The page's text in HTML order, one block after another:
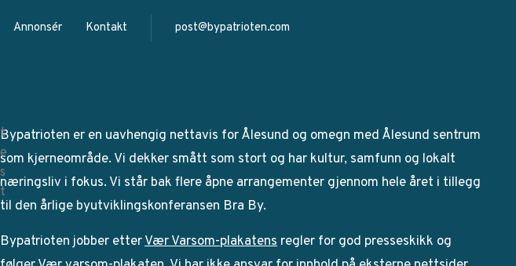
Annonsér Kontakt post@bypatrioten.com
Bypatrioten er en uavhengig nettavis for Ålesund og omegn med Ålesund sentrum
som kjerneområde. Vi dekker smått som stort og har kultur, samfunn og lokalt
næringsliv i fokus. Vi står bak flere åpne arrangementer gjennom hele året i tillegg
til den årlige byutviklingskonferansen Bra By.
Bypatrioten jobber etterVær Varsom-plakatens regler for god presseskikk og